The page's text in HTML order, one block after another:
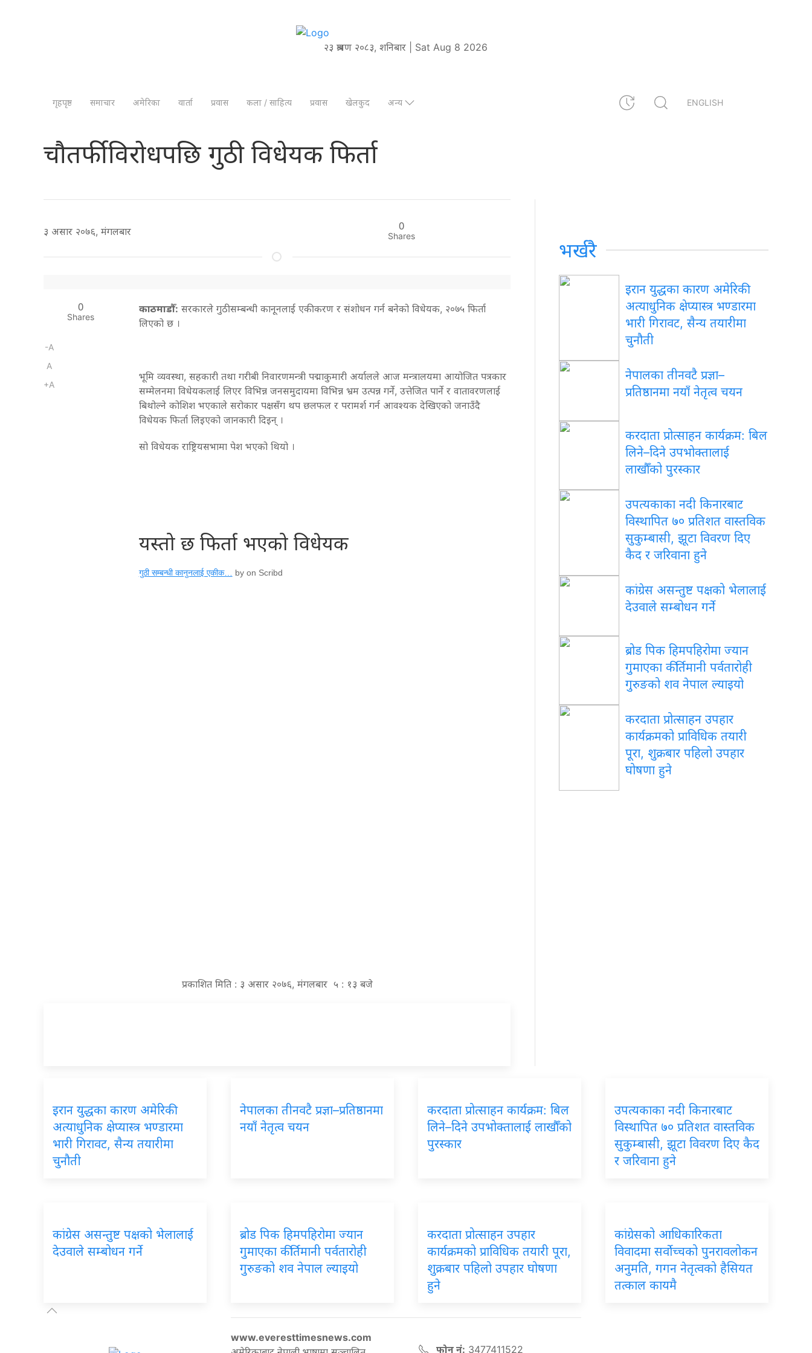
२३ श्रावण २०८३, शनिबार | Sat Aug 8 2026
गृहपृष्ठ समाचार अमेरिका वार्ता प्रवास कला / साहित्य प्रवास खेलकुद अन्य ENGLISH
चौतर्फी विरोधपछि गुठी विधेयक फिर्ता
३ असार २०७६, मंगलबार 0
Shares
0
Shares
-A
A
+A
काठमाडौँ: सरकारले गुठीसम्बन्धी कानूनलाई एकीकरण र संशोधन गर्न बनेको विधेयक, २०७५ फिर्ता
लिएको छ ।
भूमि व्यवस्था, सहकारी तथा गरीबी निवारणमन्त्री पद्माकुमारी अर्यालले आज मन्त्रालयमा आयोजित पत्रकार
सम्मेलनमा विधेयकलाई लिएर विभिन्न जनसमुदायमा विभिन्न भ्रम उत्पन्न गर्ने, उत्तेजित पार्ने र वातावरणलाई
बिथोल्ने कोशिश भएकाले सरोकार पक्षसँग थप छलफल र परामर्श गर्न आवश्यक देखिएको जनाउँदै
विधेयक फिर्ता लिइएको जानकारी दिइन् ।
सो विधेयक राष्ट्रियसभामा पेश भएको थियो ।
यस्तो छ फिर्ता भएको विधेयक
गुठी सम्बन्धी कानुनलाई एकीक… by on Scribd
प्रकाशित मिति : ३ असार २०७६, मंगलबार ५ : १३ बजे
भर्खरै
इरान युद्धका कारण अमेरिकी
अत्याधुनिक क्षेप्यास्त्र भण्डारमा
भारी गिरावट, सैन्य तयारीमा
चुनौती
नेपालका तीनवटै प्रज्ञा–
प्रतिष्ठानमा नयाँ नेतृत्व चयन
करदाता प्रोत्साहन कार्यक्रम: बिल
लिने–दिने उपभोक्तालाई
लाखौँको पुरस्कार
उपत्यकाका नदी किनारबाट
विस्थापित ७० प्रतिशत वास्तविक
सुकुम्बासी, झूटा विवरण दिए
कैद र जरिवाना हुने
कांग्रेस असन्तुष्ट पक्षको भेलालाई
देउवाले सम्बोधन गर्ने
ब्रोड पिक हिमपहिरोमा ज्यान
गुमाएका कीर्तिमानी पर्वतारोही
गुरुङको शव नेपाल ल्याइयो
करदाता प्रोत्साहन उपहार
कार्यक्रमको प्राविधिक तयारी
पूरा, शुक्रबार पहिलो उपहार
घोषणा हुने
इरान युद्धका कारण अमेरिकी
अत्याधुनिक क्षेप्यास्त्र भण्डारमा
भारी गिरावट, सैन्य तयारीमा
चुनौती
नेपालका तीनवटै प्रज्ञा–प्रतिष्ठानमा
नयाँ नेतृत्व चयन
करदाता प्रोत्साहन कार्यक्रम: बिल
लिने–दिने उपभोक्तालाई लाखौँको
पुरस्कार
उपत्यकाका नदी किनारबाट
विस्थापित ७० प्रतिशत वास्तविक
सुकुम्बासी, झूटा विवरण दिए कैद
र जरिवाना हुने
कांग्रेस असन्तुष्ट पक्षको भेलालाई
देउवाले सम्बोधन गर्ने
ब्रोड पिक हिमपहिरोमा ज्यान
गुमाएका कीर्तिमानी पर्वतारोही
गुरुङको शव नेपाल ल्याइयो
करदाता प्रोत्साहन उपहार
कार्यक्रमको प्राविधिक तयारी पूरा,
शुक्रबार पहिलो उपहार घोषणा
हुने
कांग्रेसको आधिकारिकता
विवादमा सर्वोच्चको पुनरावलोकन
अनुमति, गगन नेतृत्वको हैसियत
तत्काल कायमै
www.everesttimesnews.com
फोन नं: 3477411522